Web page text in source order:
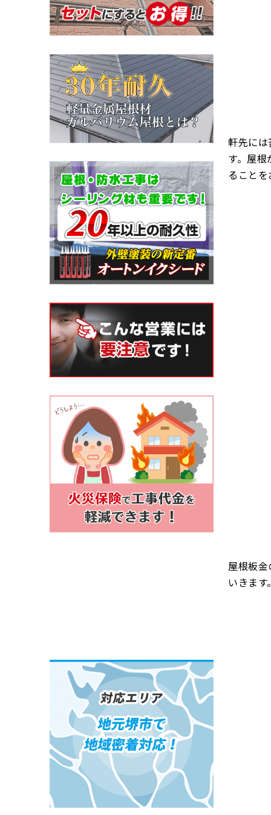
軒先に
す。屋
ること
屋根板
いきます